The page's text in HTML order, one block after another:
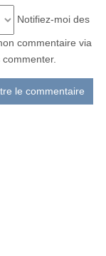
Notifiez-moi des
commentaire via